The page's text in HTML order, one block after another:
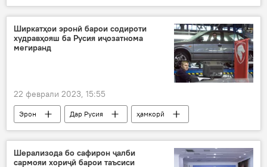
Ҷо Байден
ИМА
Ширкатҳои эронӣ барои содироти
худравҳояш ба Русия иҷозатнома
мегиранд
22 феврали 2023, 15:55
Эрон Дар Русия
ҳамкорӣ
худрав
содирот иҷозатнома
Шерализода бо сафирон ҷалби
сармояи хориҷӣ барои таъсиси